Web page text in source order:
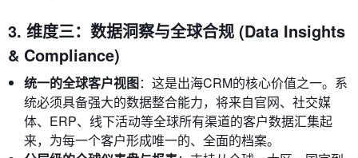
3. 维度三：数据洞察与全球合规 (Data Insights
& Compliance)
统一的全球客户视图：这是出海CRM的核心价值之一。系
统必须具备强大的数据整合能力，将来自官网、社交媒
体、ERP、线下活动等全球所有渠道的客户数据汇集起
来，为每一个客户形成唯一的、全面的档案。